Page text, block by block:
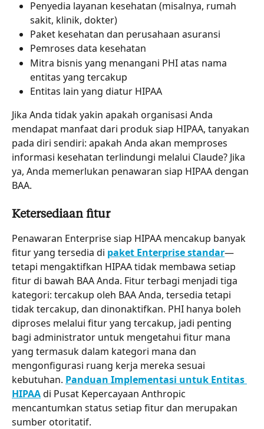
Penyedia layanan kesehatan (misalnya, rumah
sakit, klinik, dokter)
Paket kesehatan dan perusahaan asuransi
Pemroses data kesehatan
Mitra bisnis yang menangani PHI atas nama
entitas yang tercakup
Entitas lain yang diatur HIPAA
Jika Anda tidak yakin apakah organisasi Anda
mendapat manfaat dari produk siap HIPAA, tanyakan
pada diri sendiri: apakah Anda akan memproses
informasi kesehatan terlindungi melalui Claude? Jika
ya, Anda memerlukan penawaran siap HIPAA dengan
BAA.
Ketersediaan fitur
Penawaran Enterprise siap HIPAA mencakup banyak
fitur yang tersedia di paket Enterprise standar—
tetapi mengaktifkan HIPAA tidak membawa setiap
fitur di bawah BAA Anda. Fitur terbagi menjadi tiga
kategori: tercakup oleh BAA Anda, tersedia tetapi
tidak tercakup, dan dinonaktifkan. PHI hanya boleh
diproses melalui fitur yang tercakup, jadi penting
bagi administrator untuk mengetahui fitur mana
yang termasuk dalam kategori mana dan
mengonfigurasi ruang kerja mereka sesuai
kebutuhan. Panduan Implementasi untuk Entitas
HIPAA di Pusat Kepercayaan Anthropic
mencantumkan status setiap fitur dan merupakan
sumber otoritatif.